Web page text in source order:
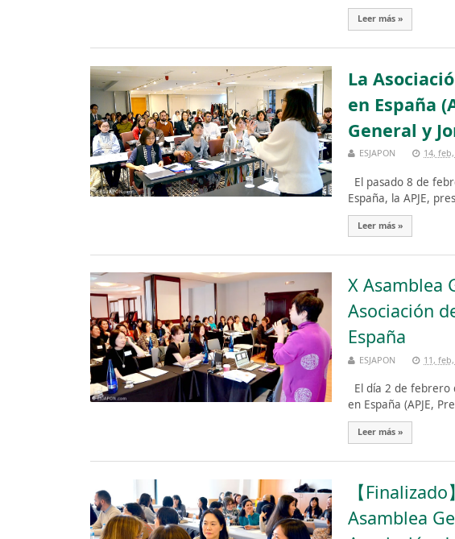
Leer más »
La
en España
General y
ESJAPON 14,
El pasado 8 de
España, la APJE,
Leer más »
X Asamblea
Asociación
España
ESJAPON 11,
El día 2 de febrero
en España (APJE,
Leer más »
【
Asamblea